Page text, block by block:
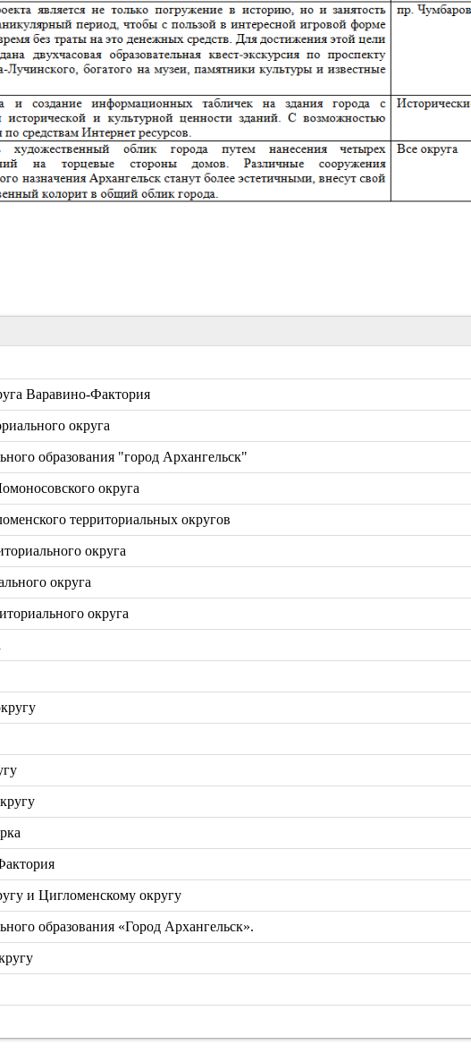
Варавино-Фактория
округа
образования "город Архангельск"
округа
территориальных округов
округа
округа
округа
и Цигломенскому округу
образования «Город Архангельск».